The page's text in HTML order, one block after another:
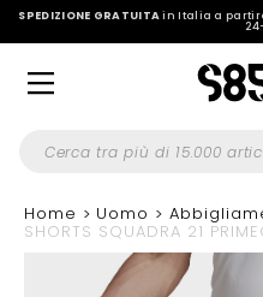
SPEDIZIONE GRATUITAin Italia a
Home Uomo
SHORTS SQUADRA 21